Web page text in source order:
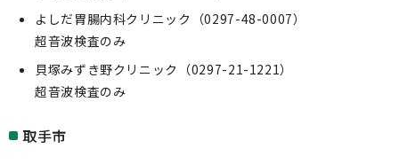
よしだ胃腸内科クリニック（0297-48-0007）
超音波検査のみ
貝塚みずき野クリニック（0297-21-1221）
超音波検査のみ
取手市